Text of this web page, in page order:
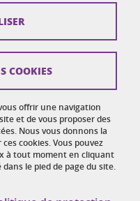
offrir une navigation
et de vous proposer des
Nous vous donnons la
cookies. Vous pouvez
à tout moment en cliquant
le pied de page du site.
COOKIES